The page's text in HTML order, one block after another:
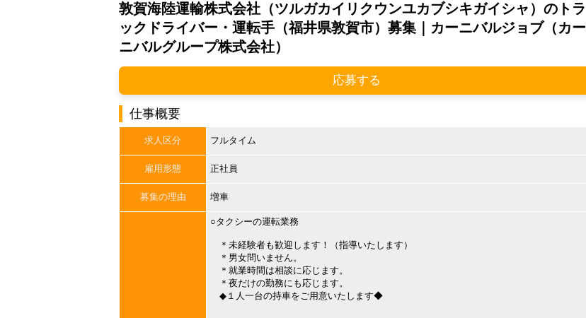
敦賀海陸運輸株式会社（ツルガカイリクウンユカブシキガイシャ）のトラ
ックドライバー・運転手（福井県敦賀市）募集｜カーニバルジョブ（カー
ニバルグループ株式会社）
応募する
仕事概要
求人区分 フルタイム
雇用形態 正社員
募集の理由 増車
○タクシーの運転業務
＊未経験者も歓迎します！（指導いたします）
＊男女問いません。
＊就業時間は相談に応じます。
＊夜だけの勤務にも応じます。
◆１人一台の持車をご用意いたします◆